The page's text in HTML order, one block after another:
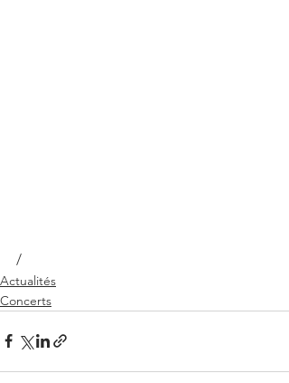
/
Actualités
Concerts